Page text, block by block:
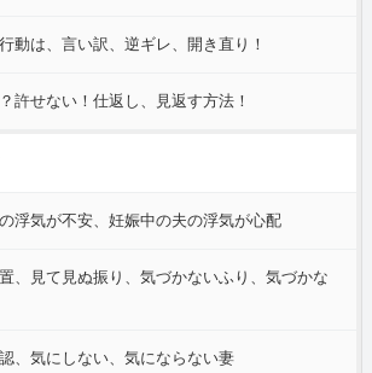
動は、言い訳、逆ギレ、開き直り！
許せない！仕返し、見返す方法！
浮気が不安、妊娠中の夫の浮気が心配
、見て見ぬ振り、気づかないふり、気づかな
、気にしない、気にならない妻